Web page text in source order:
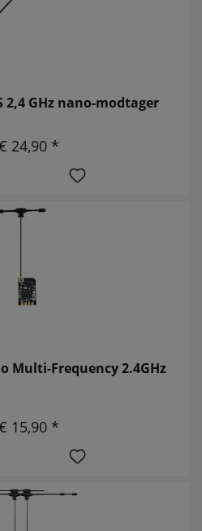
2,4 GHz nano-modtager
24,90 *
Multi-Frequency 2.4GHz
15,90 *